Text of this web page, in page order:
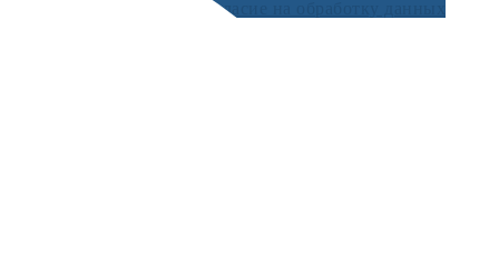
Даю согласие на обработку данных